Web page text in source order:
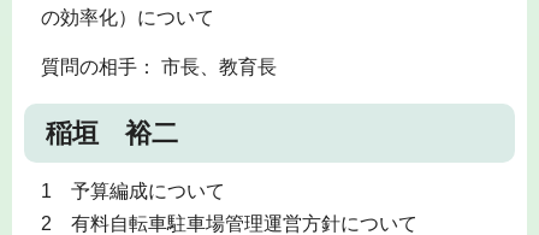
の効率化）について
質問の相手： 市長、教育長
稲垣 裕二
1 予算編成について
2 有料自転車駐車場管理運営方針について